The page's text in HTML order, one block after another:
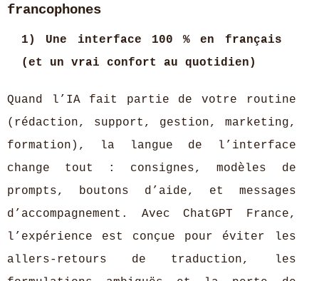
francophones
1) Une interface 100 % en français
(et un vrai confort au quotidien)
Quand l’IA fait partie de votre routine
(rédaction, support, gestion, marketing,
formation), la langue de l’interface
change tout : consignes, modèles de
prompts, boutons d’aide, et messages
d’accompagnement. Avec ChatGPT France,
l’expérience est conçue pour éviter les
allers-retours de traduction, les